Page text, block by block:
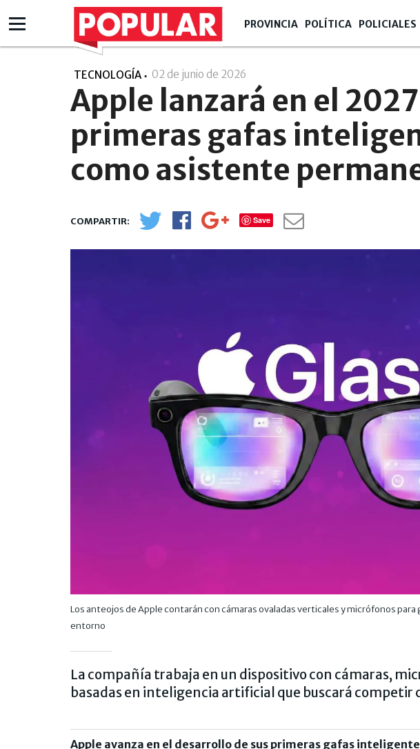
PROVINCIA POLÍTICA POLICIALES
TECNOLOGÍA 02 de junio de 2026
Apple lanzará en el
primeras gafas
como asistente
Save
Los anteojos de Apple contarán con cámaras ovaladas verticales y micrófonos
entorno
La compañía trabaja en un dispositivo con cámaras,
basadas en inteligencia artificial que buscará competir
Apple avanza en el desarrollo de sus primeras gafas